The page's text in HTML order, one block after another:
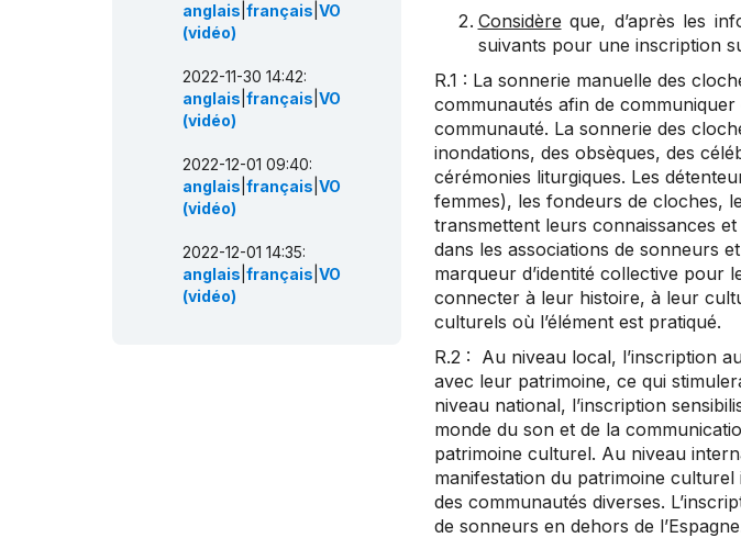
anglais français VO
(vidéo)
2022-11-30 14:42:
anglais français VO
(vidéo)
2022-12-01 09:40:
anglais français VO
(vidéo)
2022-12-01 14:35:
anglais français VO
(vidéo)
Considère que, d’après les
suivants pour une inscription
R.1 : La sonnerie manuelle des
communautés afin de
communauté. La sonnerie des
inondations, des obsèques, des
cérémonies liturgiques. Les
femmes), les fondeurs de cloches,
transmettent leurs connaissances
dans les associations de sonneurs
marqueur d’identité collective pour
connecter à leur histoire, à leur
culturels où l’élément est pratiqué.
R.2 : Au niveau local, l’inscription
avec leur patrimoine, ce qui
niveau national, l’inscription
monde du son et de la
patrimoine culturel. Au niveau
manifestation du patrimoine
des communautés diverses.
de sonneurs en dehors de